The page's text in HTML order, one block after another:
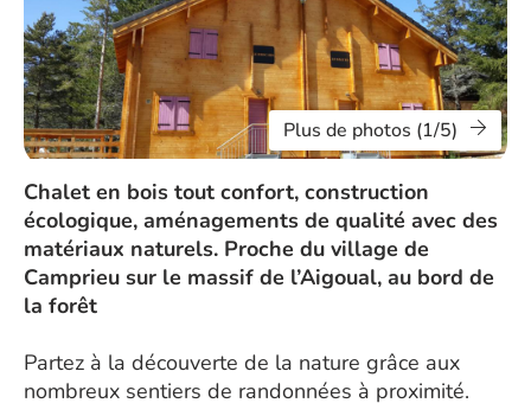
Plus de photos (1/5)
Chalet en bois tout confort, construction
écologique, aménagements de qualité avec des
matériaux naturels. Proche du village de
Camprieu sur le massif de l’Aigoual, au bord de
la forêt
Partez à la découverte de la nature grâce aux
nombreux sentiers de randonnées à proximité.